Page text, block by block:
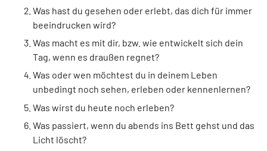
Was hast du gesehen oder erlebt, das dich für immer
beeindrucken wird?
Was macht es mit dir, bzw. wie entwickelt sich dein
Tag, wenn es draußen regnet?
Was oder wen möchtest du in deinem Leben
unbedingt noch sehen, erleben oder kennenlernen?
Was wirst du heute noch erleben?
Was passiert, wenn du abends ins Bett gehst und das
Licht löscht?